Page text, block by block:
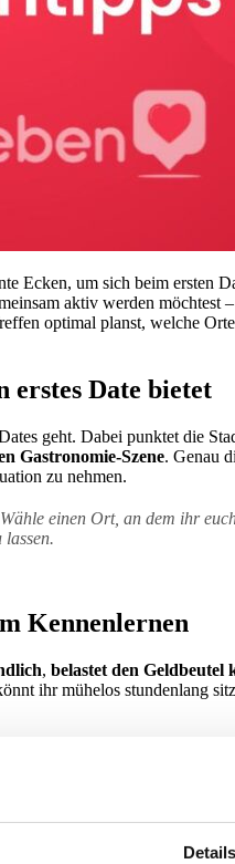
Details
Ecken, um sich beim ersten
aktiv werden möchtest
optimal planst, welche
Date bietet
geht. Dabei punktet die
Gastronomie-Szene. Genau
zu nehmen.
einen Ort, an dem ihr
Kennenlernen
, belastet den Geldbeutel
ihr mühelos stundenlang
ein Café wie das